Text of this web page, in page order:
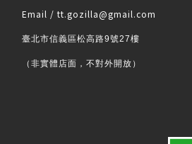
Email / tt.gozilla@gmail.com
臺北市信義區松高路9號27樓
（非實體店面，不對外開放）